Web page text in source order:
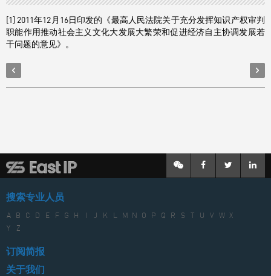
[1] 2011年12月16日印发的《最高人民法院关于充分发挥知识产权审判
职能作用推动社会主义文化大发展大繁荣和促进经济自主协调发展若
干问题的意见》。
搜索专业人员
A B C D E F G H J K L M N O P Q R S U V W X
Y
Z
订阅简报
关于我们